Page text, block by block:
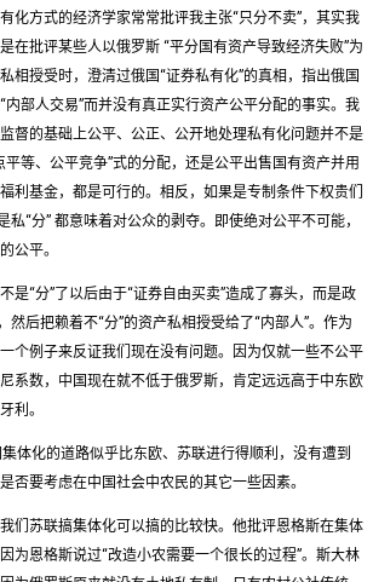
化方式的经济学家常常批评我主张“只分不卖”，其实我
在批评某些人以俄罗斯 “平分国有资产导致经济失败”为
相授受时，澄清过俄国“证券私有化”的真相，指出俄国
内部人交易”而并没有真正实行资产公平分配的事实。我
督的基础上公平、公正、公开地处理私有化问题并不是
等、公平竞争”式的分配，还是公平出售国有资产并用
利基金，都是可行的。相反，如果是专制条件下权贵们
私“分” 都意味着对公众的剥夺。即使绝对公平不可能，
公平。
是“分”了以后由于“证券自由买卖”造成了寡头，而是政
然后把赖着不“分”的资产私相授受给了“内部人”。作为
个例子来反证我们现在没有问题。因为仅就一些不公平
系数，中国现在就不低于俄罗斯，肯定远远高于中东欧
利。
体化的道路似乎比东欧、苏联进行得顺利，没有遭到
否要考虑在中国社会中农民的其它一些因素。
们苏联搞集体化可以搞的比较快。他批评恩格斯在集体
为恩格斯说过“改造小农需要一个很长的过程”。斯大林